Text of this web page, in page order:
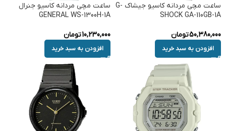
ساعت مچی مردانه کاسیو جیشاک G-
SHOCK GA-110GB-1A
50,380,000تومان
افزودن به سبد خرید
ساعت مچی مردانه کاسیو جنرال
GENERAL WS-1300H-1A
10,230,000تومان
افزودن به سبد خرید